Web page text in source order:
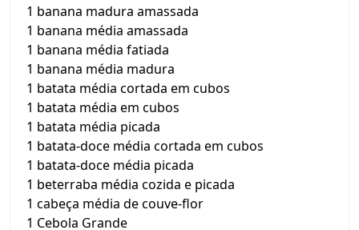
1 banana madura amassada
1 banana média amassada
1 banana média fatiada
1 banana média madura
1 batata média cortada em cubos
1 batata média em cubos
1 batata média picada
1 batata-doce média cortada em cubos
1 batata-doce média picada
1 beterraba média cozida e picada
1 cabeça média de couve-flor
1 Cebola Grande